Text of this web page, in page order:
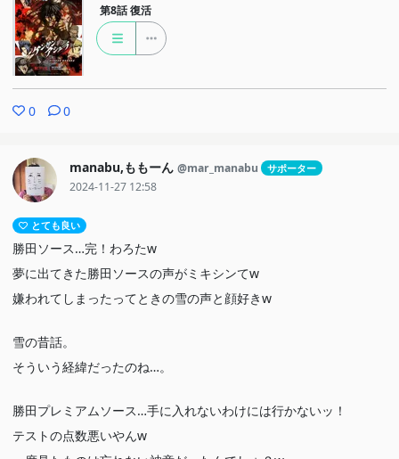
第8話 復活
0 0
manabu,ももーん @mar_manabu サポーター
2024-11-27 12:58
とても良い
勝田ソース…完！わろたw
夢に出てきた勝田ソースの声がミキシンてw
嫌われてしまったってときの雪の声と顔好きw
雪の昔話。
そういう経緯だったのね…。
勝田プレミアムソース…手に入れないわけには行かないッ！
テストの点数悪いやんw